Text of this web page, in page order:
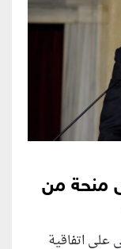
منحة من
على اتفاقية